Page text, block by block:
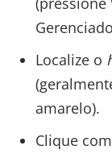
Localize o
amarelo).
Clique